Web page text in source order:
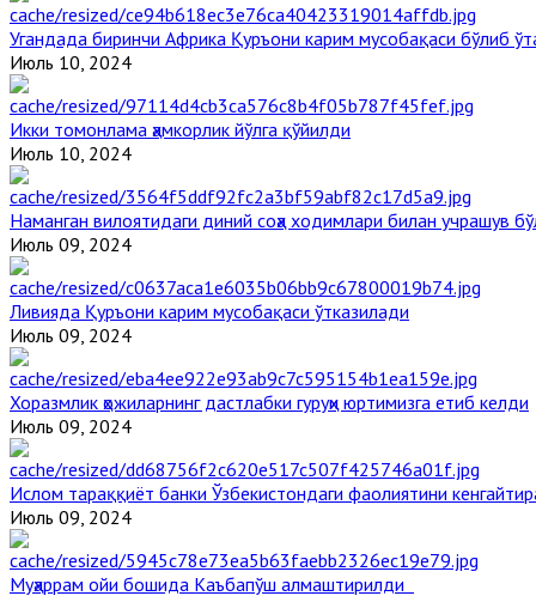
Угандада биринчи Aфрика Қуръони карим мусобақаси бўлиб
Июль 10, 2024
Икки томонлама ҳамкорлик йўлга қўйилди
Июль 10, 2024
Наманган вилоятидаги диний соҳа ходимлари билан учрашув
Июль 09, 2024
Ливияда Қуръони карим мусобақаси ўтказилади
Июль 09, 2024
Хоразмлик ҳожиларнинг дастлабки гуруҳи юртимизга етиб келди
Июль 09, 2024
Ислом тараққиёт банки Ўзбекистондаги фаолиятини
Июль 09, 2024
Муҳаррам ойи бошида Каъбапўш алмаштирилди